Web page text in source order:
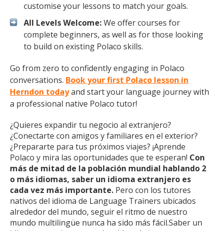
customise your lessons to match your goals.
All Levels Welcome:We offer courses for
complete beginners, as well as for those looking
to build on existing Polaco skills.
Go from zero to confidently engaging in Polaco
conversations. Book your first Polaco lesson in
Herndon todayand start your language journey with
a professional native Polaco tutor!
¿Quieres expandir tu negocio al extranjero?
¿Conectarte con amigos y familiares en el exterior?
¿Prepararte para tus próximos viajes? ¡Aprende
Polaco y mira las oportunidades que te esperan! Con
más de mitad de la población mundial hablando 2
o más idiomas, saber un idioma extranjero es
cada vez más importante. Pero con los tutores
nativos del idioma de Language Trainers ubicados
alrededor del mundo, seguir el ritmo de nuestro
mundo multilingüe nunca ha sido más fácil.Saber un